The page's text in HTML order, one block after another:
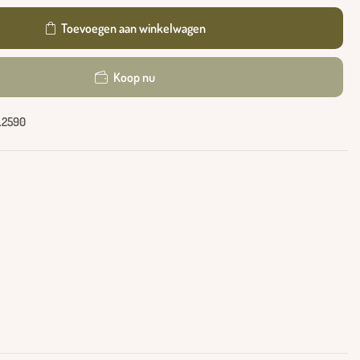
Toevoegen aan winkelwagen
Koop nu